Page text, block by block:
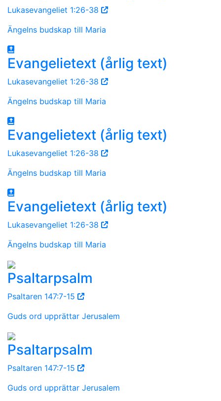
Lukasevangeliet 1:26-38
Ängelns budskap till Maria
Evangelietext (årlig text)
Lukasevangeliet 1:26-38
Ängelns budskap till Maria
Evangelietext (årlig text)
Lukasevangeliet 1:26-38
Ängelns budskap till Maria
Evangelietext (årlig text)
Lukasevangeliet 1:26-38
Ängelns budskap till Maria
Psaltarpsalm
Psaltaren 147:7-15
Guds ord upprättar Jerusalem
Psaltarpsalm
Psaltaren 147:7-15
Guds ord upprättar Jerusalem